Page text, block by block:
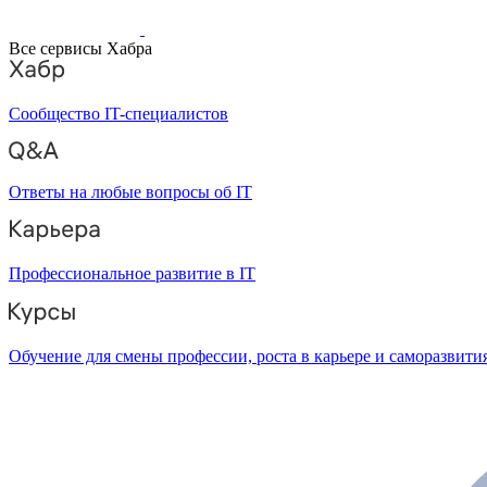
Все сервисы Хабра
Сообщество IT-специалистов
Ответы на любые вопросы об IT
Профессиональное развитие в IT
Обучение для смены профессии, роста в карьере и